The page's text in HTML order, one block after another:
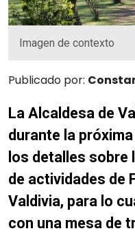
Imagen de contexto
Publicado por:
La Alcaldesa de
durante la
los detalles sobre
de actividades de
Valdivia, para lo
con una mesa de